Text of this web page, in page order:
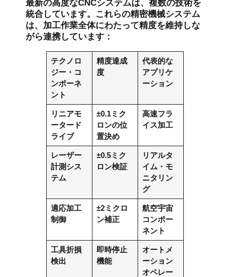
最新の高度なCNCシステムは、複数の技術を
統合しています。これらの精密機械システム
は、加工作業全体にわたって精度を維持しな
がら連携しています：
テクノロ
ジー・コ
ンポーネ
ント
精度達成
度
代表的な
アプリケ
ーション
リニアモ
ータード
ライブ
±0.1ミク
ロンの位
置決め
高速フラ
イス加工
レーザー
計測シス
テム
±0.5ミク
ロン検証
リアルタ
イム・モ
ニタリン
グ
適応加工
制御
±2ミクロ
ン補正
航空宇宙
コンポー
ネント
工具折損
検出
即時停止
機能
オートメ
ーション
オペレー